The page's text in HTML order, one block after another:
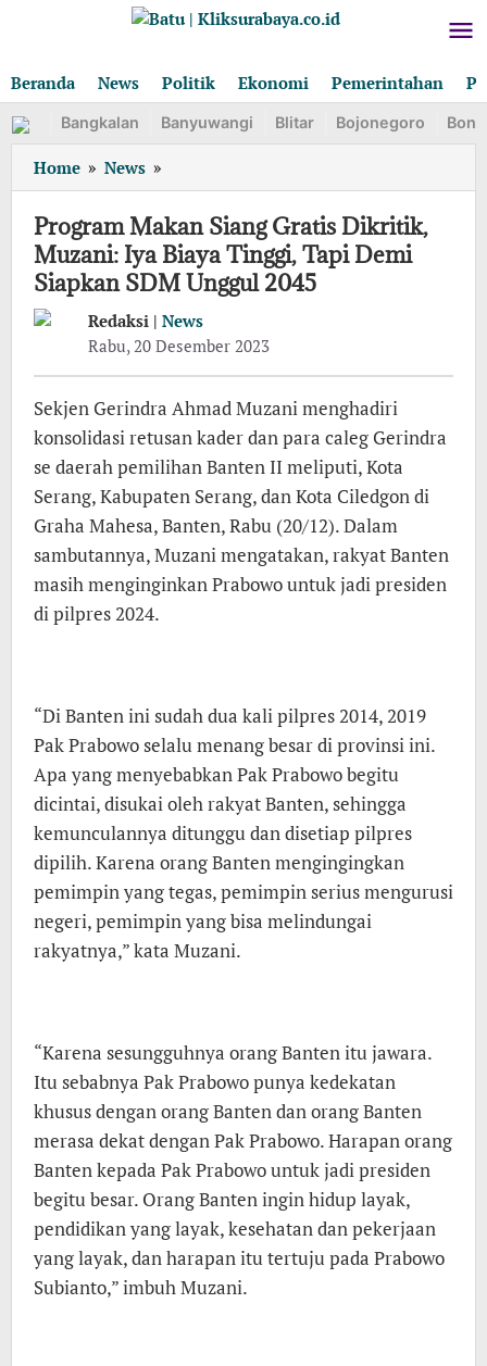
Beranda
News Politik Ekonomi Pemerintahan
Bangkalan Banyuwangi Blitar Bojonegoro
Home » News »
Makan
Siang
Gratis
Dikritik,
Muzani:
Iya
Biaya
Tinggi,
Tapi
Demi
Siapkan
Unggul
2045
Program Makan Siang Gratis Dikritik,
Muzani: Iya Biaya Tinggi, Tapi Demi
Siapkan SDM Unggul 2045
Redaksi | News
Rabu, 20 Desember 2023
Sekjen Gerindra Ahmad Muzani menghadiri
konsolidasi retusan kader dan para caleg Gerindra
se daerah pemilihan Banten II meliputi, Kota
Serang, Kabupaten Serang, dan Kota Ciledgon di
Graha Mahesa, Banten, Rabu (20/12). Dalam
sambutannya, Muzani mengatakan, rakyat Banten
masih menginginkan Prabowo untuk jadi presiden
di pilpres 2024.
“Di Banten ini sudah dua kali pilpres 2014, 2019
Pak Prabowo selalu menang besar di provinsi ini.
Apa yang menyebabkan Pak Prabowo begitu
dicintai, disukai oleh rakyat Banten, sehingga
kemunculannya ditunggu dan disetiap pilpres
dipilih. Karena orang Banten mengingingkan
pemimpin yang tegas, pemimpin serius mengurusi
negeri, pemimpin yang bisa melindungai
rakyatnya,” kata Muzani.
“Karena sesungguhnya orang Banten itu jawara.
Itu sebabnya Pak Prabowo punya kedekatan
khusus dengan orang Banten dan orang Banten
merasa dekat dengan Pak Prabowo. Harapan orang
Banten kepada Pak Prabowo untuk jadi presiden
begitu besar. Orang Banten ingin hidup layak,
pendidikan yang layak, kesehatan dan pekerjaan
yang layak, dan harapan itu tertuju pada Prabowo
Subianto,” imbuh Muzani.